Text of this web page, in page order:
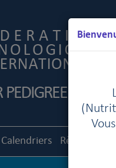
Calendriers Règlements